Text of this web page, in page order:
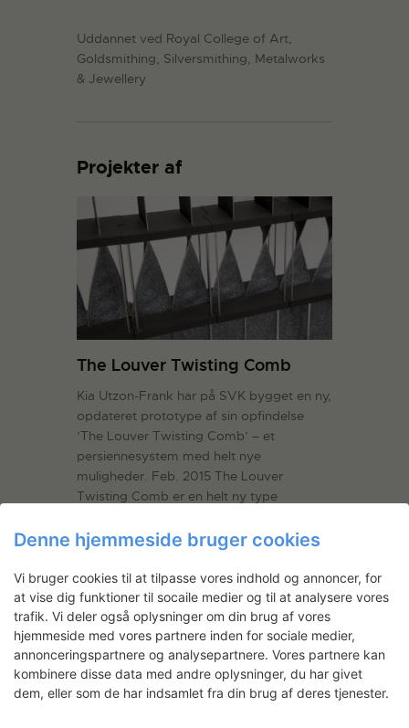
Uddannet ved Royal College of Art,
Goldsmithing, Silversmithing, Metalworks
& Jewellery
Projekter af
The Louver Twisting Comb
Kia Utzon-Frank har på SVK bygget en ny,
opdateret prototype af sin opfindelse
’The Louver Twisting Comb’ – et
persiennesystem med helt nye
muligheder. Feb. 2015 The Louver
Twisting Comb er en helt ny type
rumdelere, skærme, justerbare
Læs mere
LÆS MERE
Denne hjemmeside bruger cookies
Vi bruger cookies til at tilpasse vores indhold og annoncer, for
at vise dig funktioner til socaile medier og til at analysere vores
trafik. Vi deler også oplysninger om din brug af vores
hjemmeside med vores partnere inden for sociale medier,
annonceringspartnere og analysepartnere. Vores partnere kan
kombinere disse data med andre oplysninger, du har givet
dem, eller som de har indsamlet fra din brug af deres tjenester.